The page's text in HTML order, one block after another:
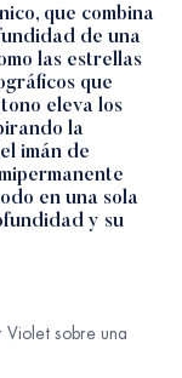
que combina
de una
las estrellas
que
eleva los
la
imán de
en una sola
y su
sobre una